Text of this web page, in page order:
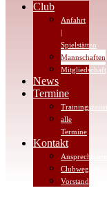
Club
Anfahrt
|
Spielstätten
Mannschaften
Mitgliedschaft
News
Termine
alle
Termine
Kontakt
Clubwegweiser
Vorstandsteam